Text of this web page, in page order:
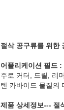
절삭 공구류를 위한
어플리케이션 필드 :
주로 커터, 드릴, 리
텐 카바이드 물질의
제품 상세정보--- 절